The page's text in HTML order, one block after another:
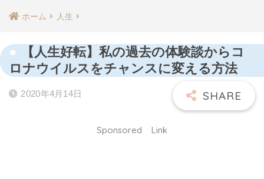
ホーム 人生
【人生好転】私の過去の体験談からコ
ロナウイルスをチャンスに変える方法
2020年4月14日
Sponsored Link